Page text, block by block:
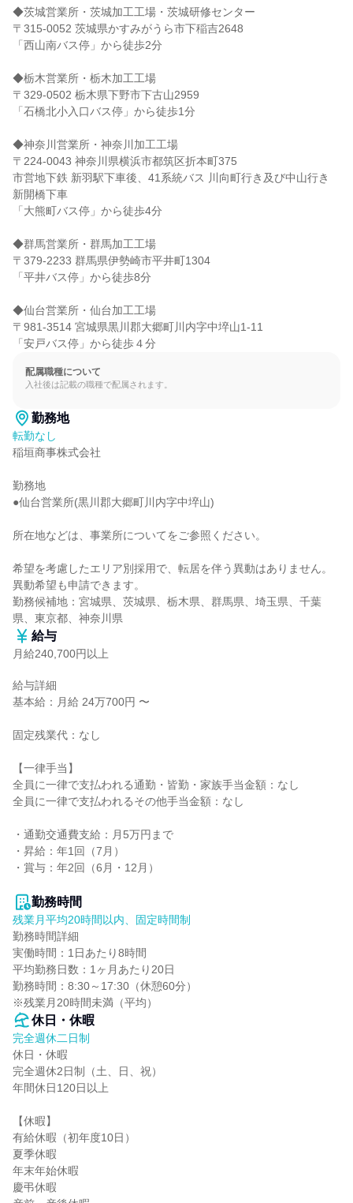
◆茨城営業所・茨城加工工場・茨城研修センター
〒315-0052 茨城県かすみがうら市下稲吉2648
「西山南バス停」から徒歩2分
◆栃木営業所・栃木加工工場
〒329-0502 栃木県下野市下古山2959
「石橋北小入口バス停」から徒歩1分
◆神奈川営業所・神奈川加工工場
〒224-0043 神奈川県横浜市都筑区折本町375
市営地下鉄 新羽駅下車後、41系統バス 川向町行き及び中山行き
新開橋下車
「大熊町バス停」から徒歩4分
◆群馬営業所・群馬加工工場
〒379-2233 群馬県伊勢崎市平井町1304
「平井バス停」から徒歩8分
◆仙台営業所・仙台加工工場
〒981-3514 宮城県黒川郡大郷町川内字中埣山1-11
「安戸バス停」から徒歩４分
配属職種について
入社後は記載の職種で配属されます。
勤務地
転勤なし
稲垣商事株式会社
勤務地
●仙台営業所(黒川郡大郷町川内字中埣山)
所在地などは、事業所についてをご参照ください。
希望を考慮したエリア別採用で、転居を伴う異動はありません。
異動希望も申請できます。
勤務候補地：宮城県、茨城県、栃木県、群馬県、埼玉県、千葉
県、東京都、神奈川県
給与
月給240,700円以上
給与詳細
基本給：月給 24万700円 〜
固定残業代：なし
【一律手当】
全員に一律で支払われる通勤・皆勤・家族手当金額：なし
全員に一律で支払われるその他手当金額：なし
・通勤交通費支給：月5万円まで
・昇給：年1回（7月）
・賞与：年2回（6月・12月）
勤務時間
残業月平均20時間以内、固定時間制
勤務時間詳細
実働時間：1日あたり8時間
平均勤務日数：1ヶ月あたり20日
勤務時間：8:30～17:30（休憩60分）
※残業月20時間未満（平均）
休日・休暇
完全週休二日制
休日・休暇
完全週休2日制（土、日、祝）
年間休日120日以上
【休暇】
有給休暇（初年度10日）
夏季休暇
年末年始休暇
慶弔休暇